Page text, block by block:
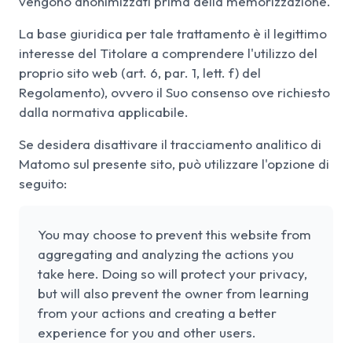
La base giuridica per tale trattamento è il legittimo
interesse del Titolare a comprendere l'utilizzo del
proprio sito web (art. 6, par. 1, lett. f) del
Regolamento), ovvero il Suo consenso ove richiesto
dalla normativa applicabile.
Se desidera disattivare il tracciamento analitico di
Matomo sul presente sito, può utilizzare l'opzione di
seguito:
You may choose to prevent this website from
aggregating and analyzing the actions you
take here. Doing so will protect your privacy,
but will also prevent the owner from learning
from your actions and creating a better
experience for you and other users.